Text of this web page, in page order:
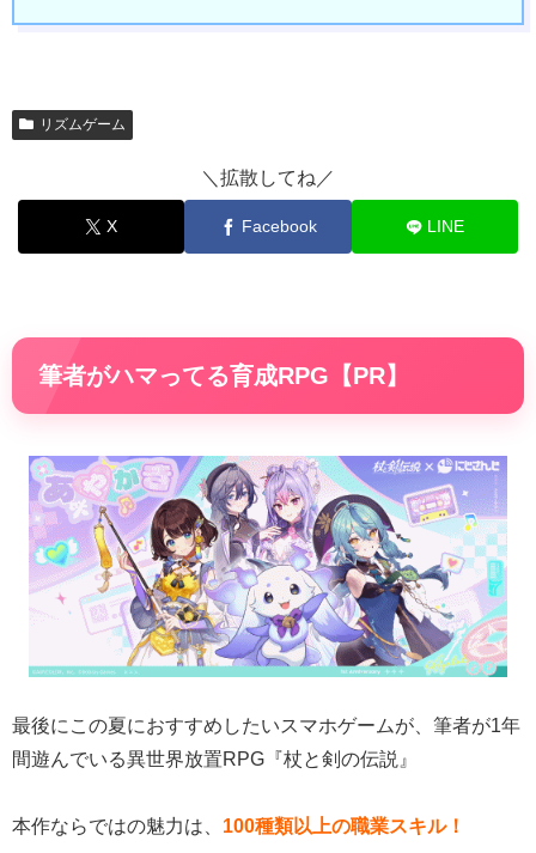
リズムゲーム
＼拡散してね／
X Facebook LINE
筆者がハマってる育成RPG【PR】
最後にこの夏におすすめしたいスマホゲームが、筆者が1年
間遊んでいる異世界放置RPG『杖と剣の伝説』
本作ならではの魅力は、 100種類以上の職業スキル！